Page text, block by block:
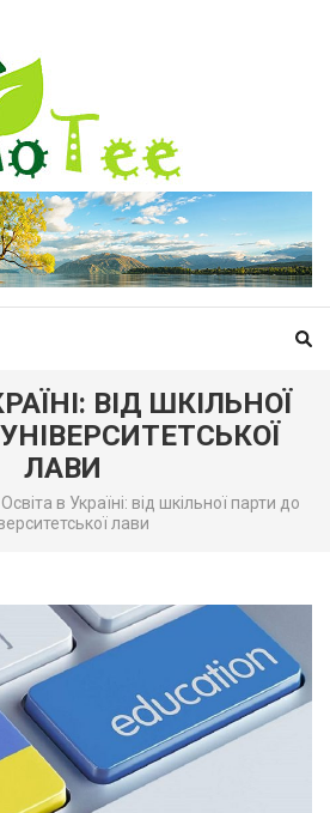
ВІД ШКІЛЬНОЇ
ЛАВИ
Освіта в Україні: від шкільної парти до
лави